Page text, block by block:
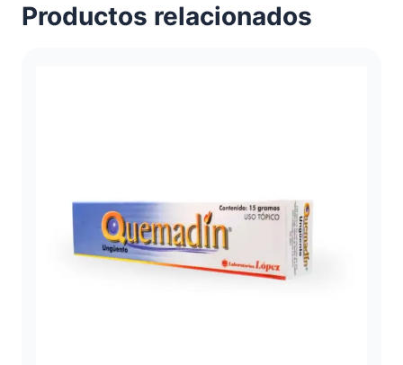
Productos relacionados